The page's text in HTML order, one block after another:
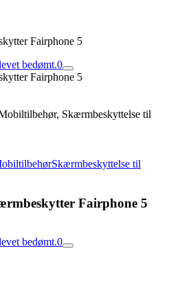
Fairphone 5
bedømt.0
Fairphone 5
Skærmbeskyttelse til
Skærmbeskyttelse til
Fairphone 5
bedømt.0